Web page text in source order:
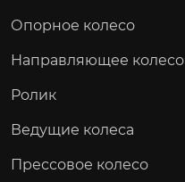
Опорное колесо
Направляющее колесо
Ролик
Ведущие колеса
Прессовое колесо